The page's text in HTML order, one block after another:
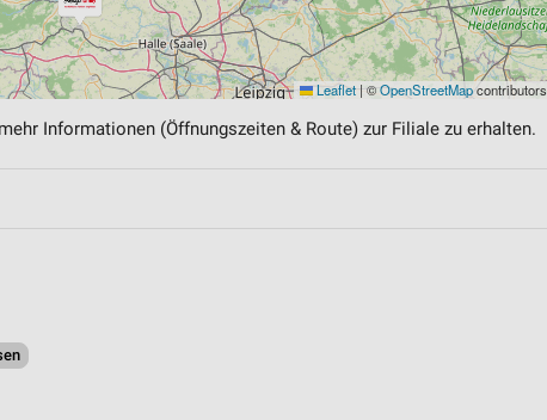
Leaflet | ©OpenStreetMapcontributors
Informationen (Öffnungszeiten & Route) zur Filiale zu erhalten.